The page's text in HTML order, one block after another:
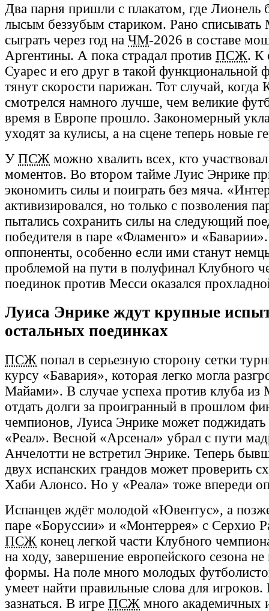
Два парня пришли с плакатом, где Лионель
лысым беззубым стариком. Рано списывать
сыграть через год на ЧМ-2026 в составе
Аргентины. А пока страдал против ПСЖ. К
Суарес и его друг в такой функциональной
тянут скорости парижан. Тот случай, когда
смотрелся намного лучше, чем великие
время в Европе прошло. Закономерный
уходят за кулисы, а на сцене теперь новые
У ПСЖ можно хвалить всех, кто
моментов. Во втором тайме Луис Энрике
экономить силы и поиграть без мяча.
активизировался, но только с позволения
пытались сохранить силы на следующий
победителя в паре «Фламенго» и
оппоненты, особенно если ими станут
проблемой на пути в полуфинал Клубного
поединок против Месси оказался
Луиса Энрике ждут крупные
остальных поединках
ПСЖ попал в серьезную сторону сетки
курсу «Бавария», которая легко могла
Майами». В случае успеха против клуба
отдать долги за проигранный в прошлом
чемпионов, Луиса Энрике может
«Реал». Весной «Арсенал» убрал с пути
Анчелотти не встретил Энрике. Теперь
двух испанских грандов может проверить
Хаби Алонсо. Но у «Реала» тоже впереди
Испанцев ждёт молодой «Ювентус», а
паре «Боруссии» и «Монтеррея» с Серхио
ПСЖ конец легкой части Клубного
на ходу, завершение европейского сезона
формы. На поле много молодых
умеет найти правильные слова для
зазнаться. В игре ПСЖ много академичных